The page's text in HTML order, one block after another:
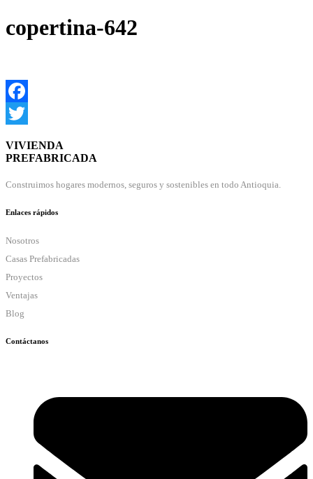
copertina-642
Facebook
VIVIENDA
PREFABRICADA
Construimos hogares modernos, seguros y sostenibles en todo Antioquia.
Enlaces rápidos
Nosotros
Casas Prefabricadas
Proyectos
Ventajas
Blog
Contáctanos